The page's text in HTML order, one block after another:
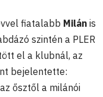
fiatalabb Milán is
szintén a PLER
el a klubnál, az
bejelentette:
ősztől a milánói